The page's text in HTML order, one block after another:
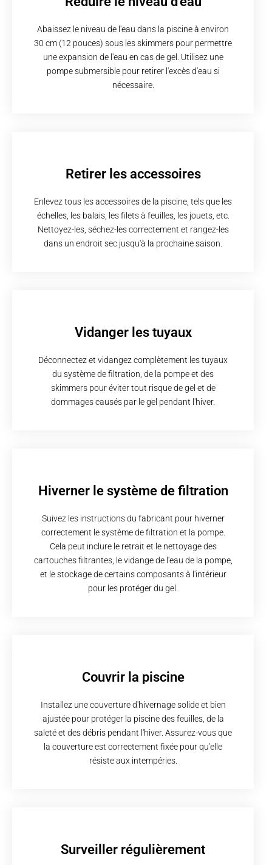
Abaissez le niveau de l'eau dans la piscine à environ
30 cm (12 pouces) sous les skimmers pour permettre
une expansion de l'eau en cas de gel. Utilisez une
pompe submersible pour retirer l'excès d'eau si
nécessaire.
Retirer les accessoires
Enlevez tous les accessoires de la piscine, tels que les
échelles, les balais, les filets à feuilles, les jouets, etc.
Nettoyez-les, séchez-les correctement et rangez-les
dans un endroit sec jusqu'à la prochaine saison.
Vidanger les tuyaux
Déconnectez et vidangez complètement les tuyaux
du système de filtration, de la pompe et des
skimmers pour éviter tout risque de gel et de
dommages causés par le gel pendant l'hiver.
Hiverner le système de filtration
Suivez les instructions du fabricant pour hiverner
correctement le système de filtration et la pompe.
Cela peut inclure le retrait et le nettoyage des
cartouches filtrantes, le vidange de l'eau de la pompe,
et le stockage de certains composants à l'intérieur
pour les protéger du gel.
Couvrir la piscine
Installez une couverture d'hivernage solide et bien
ajustée pour protéger la piscine des feuilles, de la
saleté et des débris pendant l'hiver. Assurez-vous que
la couverture est correctement fixée pour qu'elle
résiste aux intempéries.
Surveiller régulièrement